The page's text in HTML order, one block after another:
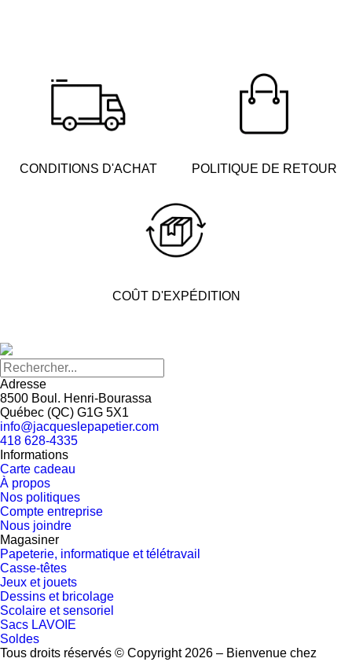
CONDITIONS D'ACHAT POLITIQUE DE RETOUR
COÛT D'EXPÉDITION
Adresse
8500 Boul. Henri-Bourassa
Québec (QC) G1G 5X1
info@jacqueslepapetier.com
418 628-4335
Informations
Carte cadeau
À propos
Nos politiques
Compte entreprise
Nous joindre
Magasiner
Papeterie, informatique et télétravail
Casse-têtes
Jeux et jouets
Dessins et bricolage
Scolaire et sensoriel
Sacs LAVOIE
Soldes
Tous droits réservés © Copyright 2026 – Bienvenue chez